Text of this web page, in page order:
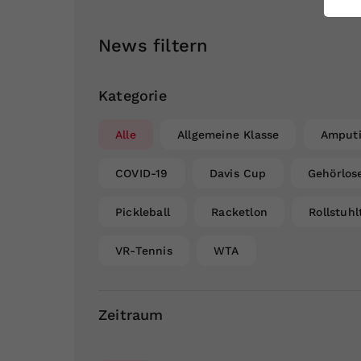
News filtern
Kategorie
Alle Allgemeine Klasse
COVID-19 Davis Cup
Pickleball Racketlon
VR-Tennis WTA
Zeitraum